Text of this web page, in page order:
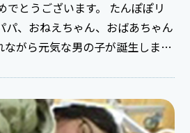
ございます。 たんぽぽリ
がら元気な男の子が誕生しまし
ら弟の面倒よろしくね✿